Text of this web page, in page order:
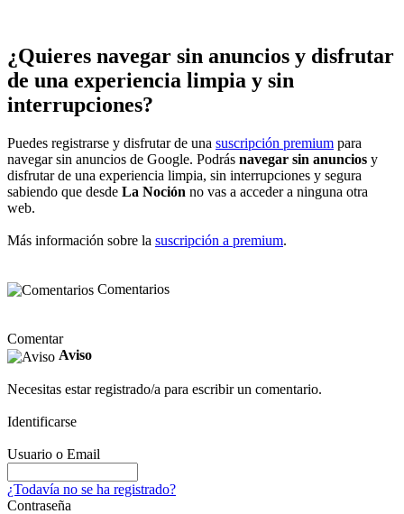
¿Quieres navegar sin anuncios y disfrutar
de una experiencia limpia y sin
interrupciones?
Puedes registrarse y disfrutar de una suscripción premium para
navegar sin anuncios de Google. Podrás navegar sin anuncios y
disfrutar de una experiencia limpia, sin interrupciones y segura
sabiendo que desde La Noción no vas a acceder a ninguna otra
web.
Más información sobre la suscripción a premium.
Comentarios
Comentar
Aviso
Necesitas estar registrado/a para escribir un comentario.
Identificarse
Usuario o Email
¿Todavía no se ha registrado?
Contraseña